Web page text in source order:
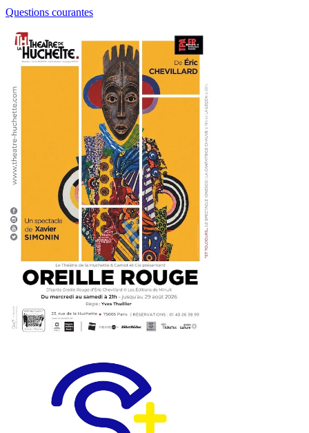
Questions courantes